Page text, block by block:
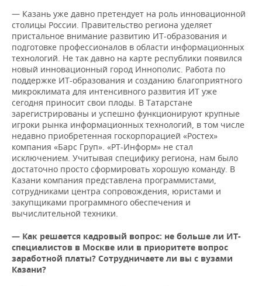
— Казань уже давно претендует на роль инновационной
столицы России. Правительство региона уделяет
пристальное внимание развитию ИТ-образования и
подготовке профессионалов в области информационных
технологий. Не так давно на карте республики появился
новый инновационный город Иннополис. Работа по
поддержке ИТ-образования и созданию благоприятного
микроклимата для интенсивного развития ИТ уже
сегодня приносит свои плоды. В Татарстане
зарегистрированы и успешно функционируют крупные
игроки рынка информационных технологий, в том числе
недавно приобретенная госкорпорацией «Ростех»
компания «Барс Груп». «РТ-Информ» не стал
исключением. Учитывая специфику региона, нам было
достаточно просто сформировать хорошую команду. В
Казани компания представлена программистами,
сотрудниками центра сопровождения, юристами и
закупщиками программного обеспечения и
вычислительной техники.
— Как решается кадровый вопрос: не больше ли ИТ-
специалистов в Москве или в приоритете вопрос
заработной платы? Сотрудничаете ли вы с вузами
Казани?